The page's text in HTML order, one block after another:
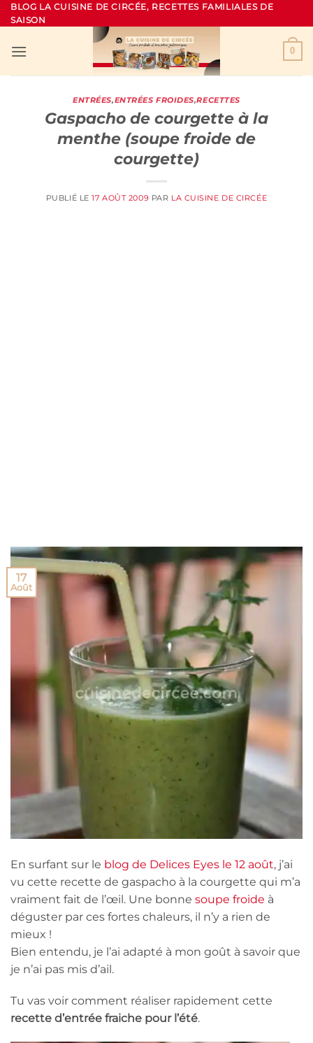
Passer
au
BLOG LA CUISINE DE CIRCÉE, RECETTES FAMILIALES DE
SAISON
0
ENTRÉES,ENTRÉES FROIDES,RECETTES
Gaspacho de courgette à la
menthe (soupe froide de
courgette)
PUBLIÉ LE17 AOÛT 2009 PAR LA CUISINE DE CIRCÉE
17
Août
En surfant sur le blog de Delices Eyes le 12 août, j’ai
vu cette recette de gaspacho à la courgette qui m’a
vraiment fait de l’œil. Une bonne soupe froide à
déguster par ces fortes chaleurs, il n’y a rien de
mieux !
Bien entendu, je l’ai adapté à mon goût à savoir que
je n’ai pas mis d’ail.
Tu vas voir comment réaliser rapidement cette
recette d’entrée fraiche pour l’été.